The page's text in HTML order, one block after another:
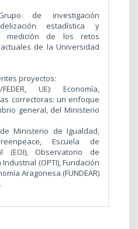
de investigación
estadística y
medición de los retos
de la Universidad
proyectos:
FEDER, UE): Economía,
correctoras: un enfoque
general, del Ministerio
Ministerio de Igualdad,
Escuela de
(EOI), Observatorio de
(OPTI), Fundación
Aragonesa (FUNDEAR)